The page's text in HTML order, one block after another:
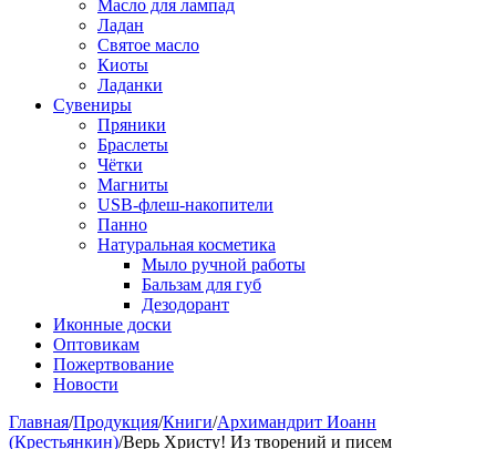
Масло для лампад
Ладан
Святое масло
Киоты
Ладанки
Сувениры
Пряники
Браслеты
Чётки
Магниты
USB-флеш-накопители
Панно
Натуральная косметика
Мыло ручной работы
Бальзам для губ
Дезодорант
Иконные доски
Оптовикам
Пожертвование
Новости
Главная/Продукция/Книги/Архимандрит Иоанн
(Крестьянкин)/Верь Христу! Из творений и писем